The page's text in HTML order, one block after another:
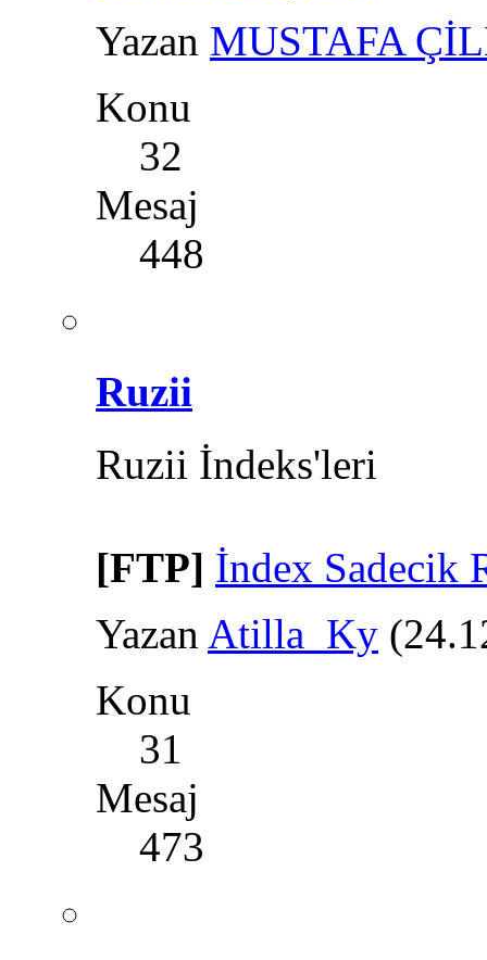
Yazan MUSTAFA
Konu
32
Mesaj
448
Ruzii
Ruzii İndeks'leri
[FTP] İndex Sadecik
Yazan Atilla_Ky
Konu
31
Mesaj
473